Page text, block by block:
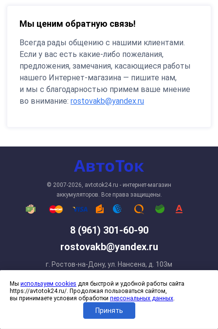
Мы ценим обратную связь!
Всегда рады общению с нашими клиентами.
Если у вас есть какие-либо пожелания,
предложения, замечания, касающиеся работы
нашего Интернет-магазина — пишите нам,
и мы с благодарностью примем ваше мнение
во внимание: rostovakb@yandex.ru
8 (961) 301-60-90
rostovakb@yandex.ru
г. Ростов-на-Дону, ул. Нансена, д. 103м
ИНН 234103853524
© 2007-2026, avtotok24.ru - интернет-магазин
аккумуляторов. Все права защищены.
Каталог
Мы используем cookies для быстрой и удобной работы сайта
https://avtotok24.ru/. Продолжая пользоваться сайтом,
вы принимаете условия обработки персональных данных.
Принять